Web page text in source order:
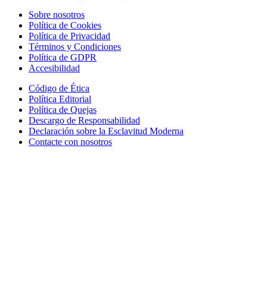
Sobre nosotros
Política de Cookies
Política de Privacidad
Términos y Condiciones
Política de GDPR
Accesibilidad
Código de Ética
Política Editorial
Política de Quejas
Descargo de Responsabilidad
Declaración sobre la Esclavitud Moderna
Contacte con nosotros